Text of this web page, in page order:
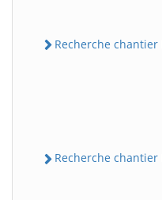
Recherche chantier
Recherche chantier